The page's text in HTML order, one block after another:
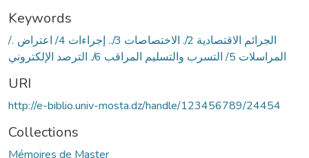
Keywords
/. الجرائم الاقتصادية 2/. الاختصاصات 3/.. إجراءات 4/ اعتراض
المراسلات 5/ التسرب والتسليم المراقب 6/. الترصد الإلكتروني
URI
http://e-biblio.univ-mosta.dz/handle/123456789/24454
Collections
Mémoires de Master